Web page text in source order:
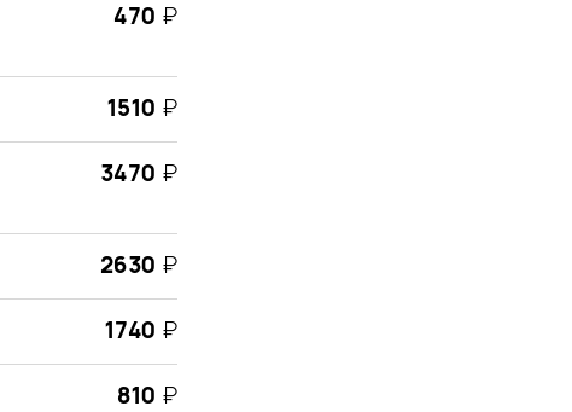
470 ₽
1510 ₽
3470 ₽
2630 ₽
1740 ₽
810 ₽